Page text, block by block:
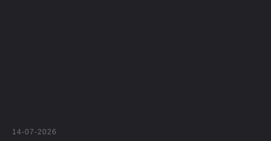
14-07-2026